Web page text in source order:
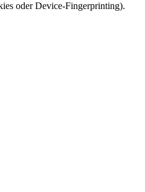
oder Device-Fingerprinting).